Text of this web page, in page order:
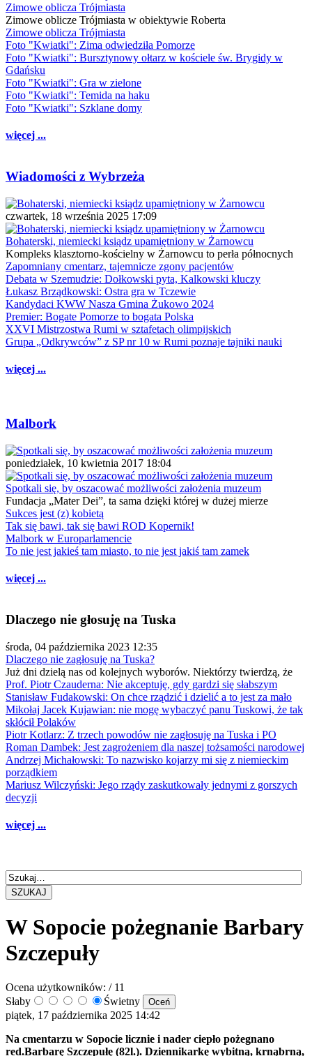
Zimowe oblicza Trójmiasta
Zimowe oblicze Trójmiasta w obiektywie Roberta
Zimowe oblicza Trójmiasta
Foto "Kwiatki": Zima odwiedziła Pomorze
Foto "Kwiatki": Bursztynowy ołtarz w kościele św. Brygidy w
Gdańsku
Foto "Kwiatki": Gra w zielone
Foto "Kwiatki": Temida na haku
Foto "Kwiatki": Szklane domy
więcej ...
Wiadomości z Wybrzeża
czwartek, 18 września 2025 17:09
Bohaterski, niemiecki ksiądz upamiętniony w Żarnowcu
Kompleks klasztorno-kościelny w Żarnowcu to perła północnych
Zapomniany cmentarz, tajemnicze zgony pacjentów
Debata w Szemudzie: Dołkowski pyta, Kalkowski kluczy
Łukasz Brządkowski: Ostra gra w Tczewie
Kandydaci KWW Nasza Gmina Żukowo 2024
Premier: Bogate Pomorze to bogata Polska
XXVI Mistrzostwa Rumi w sztafetach olimpijskich
Grupa „Odkrywców” z SP nr 10 w Rumi poznaje tajniki nauki
więcej ...
Malbork
poniedziałek, 10 kwietnia 2017 18:04
Spotkali się, by oszacować możliwości założenia muzeum
Fundacja „Mater Dei”, ta sama dzięki której w dużej mierze
Sukces jest (z) kobietą
Tak się bawi, tak się bawi ROD Kopernik!
Malbork w Europarlamencie
To nie jest jakieś tam miasto, to nie jest jakiś tam zamek
więcej ...
Dlaczego nie głosuję na Tuska
środa, 04 października 2023 12:35
Dlaczego nie zagłosuję na Tuska?
Już dni dzielą nas od kolejnych wyborów. Niektórzy twierdzą, że
Prof. Piotr Czauderna: Nie akceptuję, gdy gardzi się słabszym
Stanisław Fudakowski: On chce rządzić i dzielić a to jest za mało
Mikołaj Jacek Kujawian: nie mogę wybaczyć panu Tuskowi, że tak
skłócił Polaków
Piotr Kotlarz: Z trzech powodów nie zagłosuję na Tuska i PO
Roman Dambek: Jest zagrożeniem dla naszej tożsamości narodowej
Andrzej Michałowski: To nazwisko kojarzy mi się z niemieckim
porządkiem
Mariusz Wilczyński: Jego rządy zaskutkowały jednymi z gorszych
decyzji
więcej ...
SZUKAJ
W Sopocie pożegnanie Barbary
Szczepuły
Ocena użytkowników: / 11
Słaby
Świetny
piątek, 17 października 2025 14:42
Na cmentarzu w Sopocie licznie i nader ciepło pożegnano
red.Barbarę Szczepułę (82l.). Dziennikarkę wybitną, krnąbrną,